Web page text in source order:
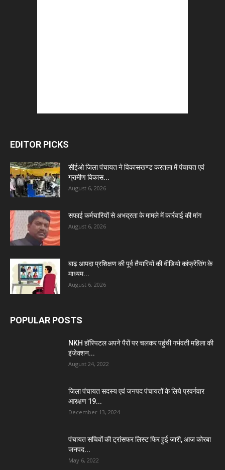
EDITOR PICKS
सीईओ जिला पंचायत ने विकासखण्ड करतला में पंचायत एवं
ग्रामीण विकास...
August 6, 2026
सफाई कर्मचारियों से अभद्रता के मामले में कार्रवाई की मांग
August 6, 2026
बाढ़ आपदा प्रशिक्षण की पूर्व तैयारियों की वीडियो कांफ्रेंसिंग के
माध्यम...
August 6, 2026
POPULAR POSTS
NKH हॉस्पिटल अपने पैरों पर चलकर पहुंची गर्भवती महिला की
इंजेक्शन...
August 24, 2022
जिला पंचायत सदस्य एवं जनपद पंचायतों के लिये प्रवर्गवार
आरक्षण 19...
December 13, 2024
पंचायत सचिवों की ट्रांसफर लिस्ट फिर हुई जारी, आज कोरबा
जनपद...
May 6, 2022